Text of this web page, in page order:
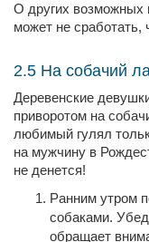
О других возможных
может не сработать,
2.5 На собачий
Деревенские
приворотом на
любимый гулял
на мужчину в
не денется!
Ранним утром
собаками.
обращает